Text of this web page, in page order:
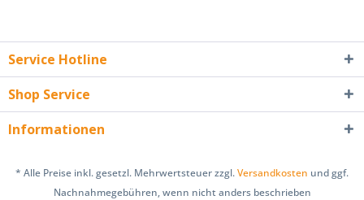
Service Hotline
Shop Service
Informationen
* Alle Preise inkl. gesetzl. Mehrwertsteuer zzgl.Versandkosten und ggf.
Nachnahmegebühren, wenn nicht anders beschrieben